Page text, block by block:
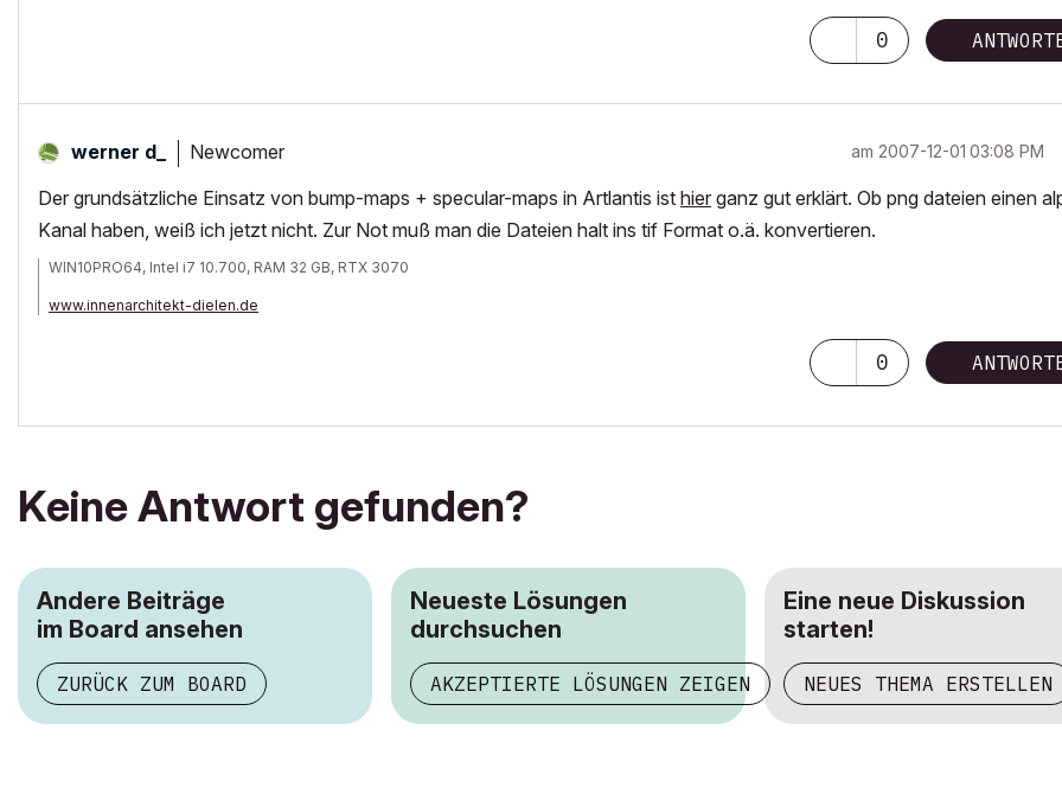
0
werner d_ Newcomer am ‎2007-12-01 03:08 PM
Der grundsätzliche Einsatz von bump-maps + specular-maps in Artlantis ist hier ganz gut erklärt. Ob png dateien einen
Kanal haben, weiß ich jetzt nicht. Zur Not muß man die Dateien halt ins tif Format o.ä. konvertieren.
WIN10PRO64, Intel i7 10.700, RAM 32 GB, RTX 3070
www.innenarchitekt-dielen.de
0
Keine Antwort gefunden?
Andere Beiträge
im Board ansehen
ZURÜCK ZUM BOARD
Neueste Lösungen
durchsuchen
AKZEPTIERTE LÖSUNGEN ZEIGEN
Eine neue Diskussion
starten!
NEUES THEMA ERSTELLEN